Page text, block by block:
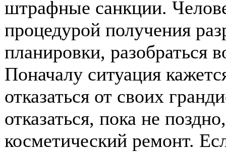
штрафные санкции.
процедурой получения
планировки, разобраться
Поначалу ситуация
отказаться от своих
отказаться, пока не
косметический ремонт.